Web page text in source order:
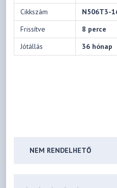
Cikkszám
N506T3-
Frissítve
8 perce
Jótállás
36 hónap
NEM RENDELHETŐ